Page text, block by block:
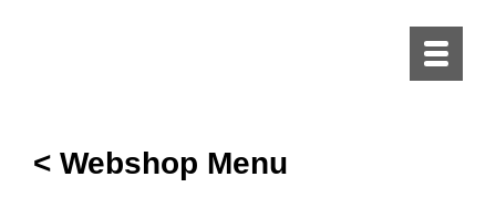
Toggle
< Webshop Menu